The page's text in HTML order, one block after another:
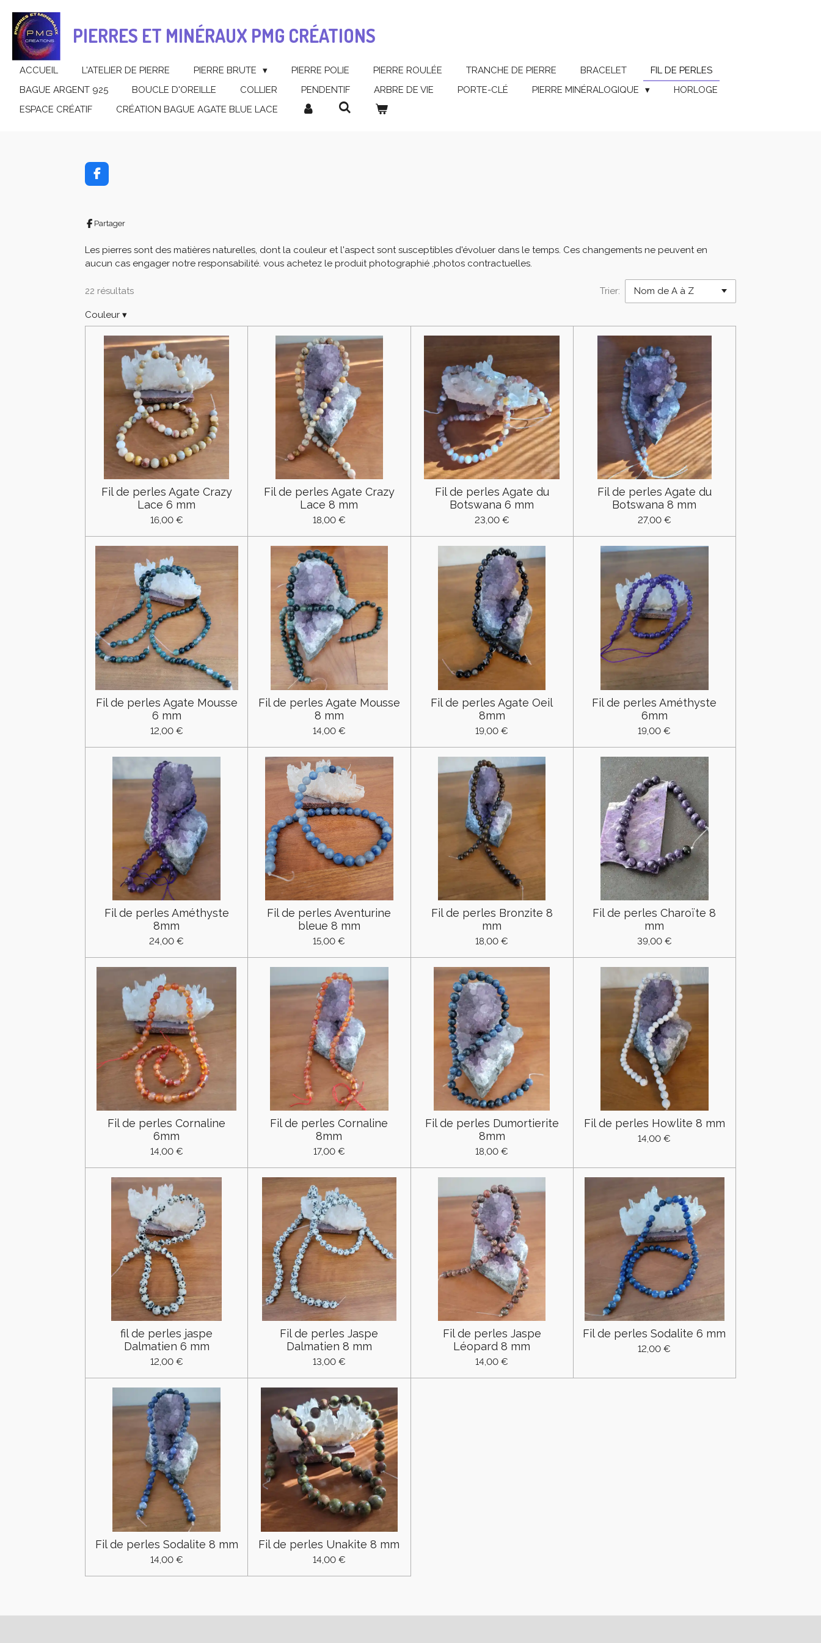
Passer
au
contenu
principal
PIERRES ET MINÉRAUX PMG CRÉATIONS
ACCUEIL L'ATELIER DE PIERRE PIERRE BRUTE PIERRE POLIE PIERRE ROULÉE TRANCHE DE PIERRE BRACELET
FIL DE PERLES
BAGUE ARGENT 925
BOUCLE D'OREILLE COLLIER PENDENTIF ARBRE DE VIE PORTE-CLÉ PIERRE MINÉRALOGIQUE
HORLOGE
ESPACE CRÉATIF
CRÉATION BAGUE AGATE BLUE LACE
F
a
b
k
Partager
Les pierres sont des matières naturelles, dont la couleur et l'aspect sont susceptibles d'évoluer dans le temps. Ces changements ne peuvent en
aucun cas engager notre responsabilité. vous achetez le produit photographié ,photos contractuelles.
22 résultats Trier:
Couleur ▾
Fil de perles Agate Crazy
Lace 6 mm
16,00 €
Fil de perles Agate Crazy
Lace 8 mm
18,00 €
Fil de perles Agate du
Botswana 6 mm
23,00 €
Fil de perles Agate du
Botswana 8 mm
27,00 €
Fil de perles Agate Mousse
6 mm
12,00 €
Fil de perles Agate Mousse
8 mm
14,00 €
Fil de perles Agate Oeil
8mm
19,00 €
Fil de perles Améthyste
6mm
19,00 €
Fil de perles Améthyste
8mm
24,00 €
Fil de perles Aventurine
bleue 8 mm
15,00 €
Fil de perles Bronzite 8
mm
18,00 €
Fil de perles Charoïte 8
mm
39,00 €
Fil de perles Cornaline
6mm
14,00 €
Fil de perles Cornaline
8mm
17,00 €
Fil de perles Dumortierite
8mm
18,00 €
Fil de perles Howlite 8 mm
14,00 €
fil de perles jaspe
Dalmatien 6 mm
12,00 €
Fil de perles Jaspe
Dalmatien 8 mm
13,00 €
Fil de perles Jaspe
Léopard 8 mm
14,00 €
Fil de perles Sodalite 6 mm
12,00 €
Fil de perles Sodalite 8 mm
14,00 €
Fil de perles Unakite 8 mm
14,00 €